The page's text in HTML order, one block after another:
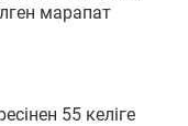
марапат
55 келіге